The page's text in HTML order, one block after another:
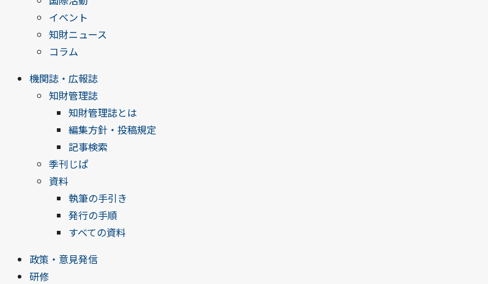
イベント
知財ニュース
コラム
機関誌・広報誌
知財管理誌
知財管理誌とは
編集方針・投稿規定
記事検索
季刊じぱ
資料
執筆の手引き
発行の手順
すべての資料
政策・意見発信
研修